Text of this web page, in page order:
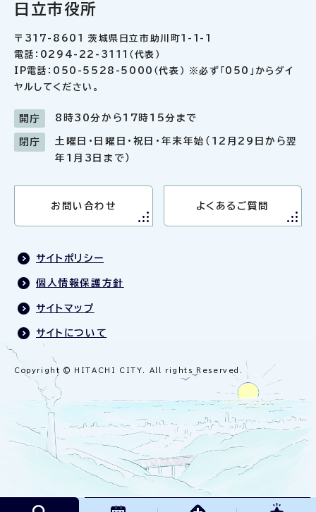
日立市役所
〒317-8601 茨城県日立市助川町1-1-1
電話：0294-22-3111（代表）
IP電話：050-5528-5000（代表） ※必ず「050」からダイ
ヤルしてください。
開庁 8時30分から17時15分まで
閉庁
土曜日・日曜日・祝日・年末年始（12月29日から翌
年1月3日まで）
お問い合わせ よくあるご質問
サイトポリシー
個人情報保護方針
サイトマップ
サイトについて
Copyright © HITACHI CITY. All rights Reserved.